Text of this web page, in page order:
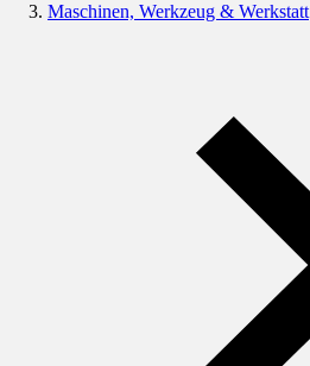
Maschinen, Werkzeug & Werkstatt